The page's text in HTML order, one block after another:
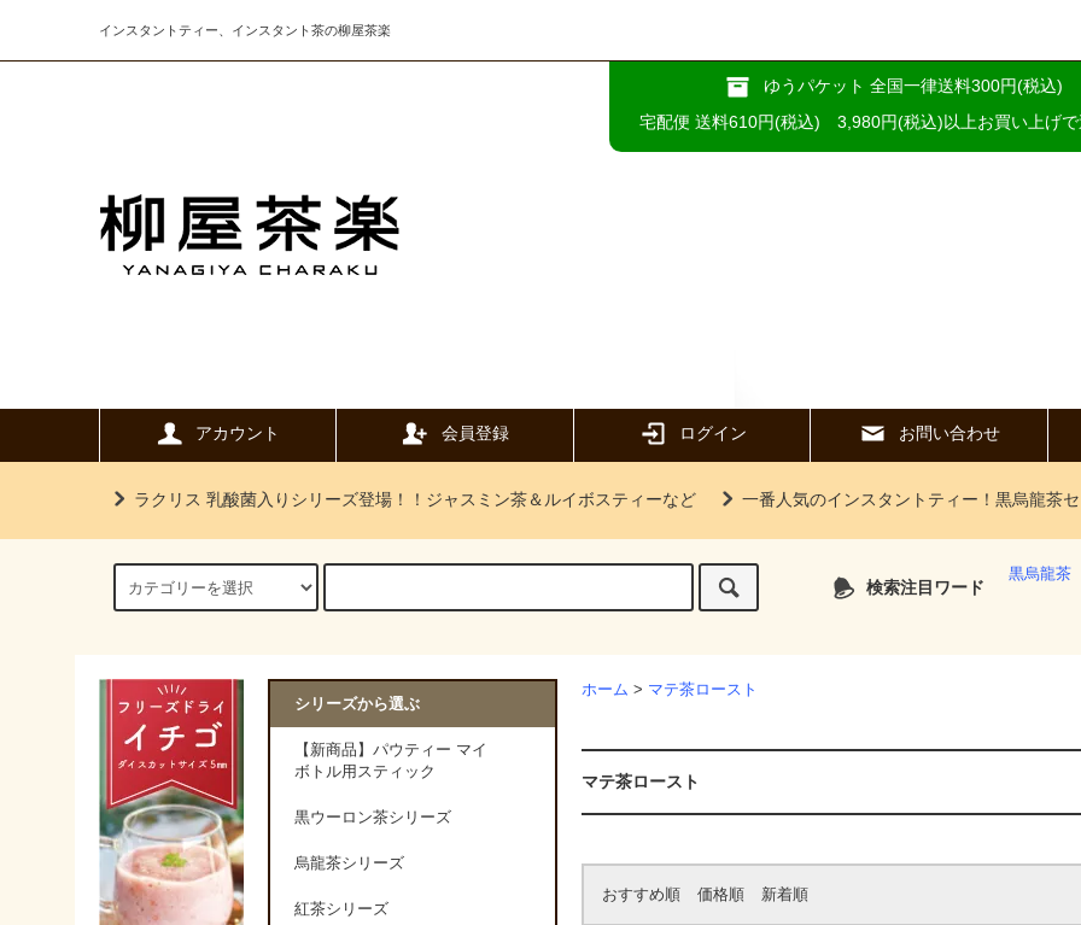
インスタントティー、インスタント茶の柳屋茶楽
ゆうパケット 全国一律送料300円(税込)
宅配便 送料610円(税込) 3,980円(税込)以上お買い上げで
アカウント 会員登録 ログイン お問い合わせ
ラクリス 乳酸菌入りシリーズ登場！！ジャスミン茶＆ルイボスティーなど 一番人気のインスタントティー！黒烏龍茶セ
検索注目ワード
黒烏龍茶
ホーム > マテ茶ロースト
マテ茶ロースト
おすすめ順 価格順 新着順
シリーズから選ぶ
【新商品】パウティー マイ
ボトル用スティック
黒ウーロン茶シリーズ
烏龍茶シリーズ
紅茶シリーズ